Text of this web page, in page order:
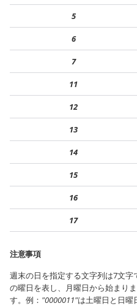
5
6
7
11
12
13
14
15
16
17
注意事項
週末の日を指定する文字列は7文
の曜日を表し、月曜日から始まり
す。例： "0000011"は土曜日と日曜